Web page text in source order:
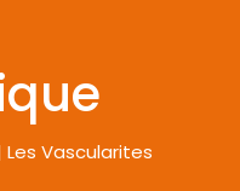
Les Vascularites